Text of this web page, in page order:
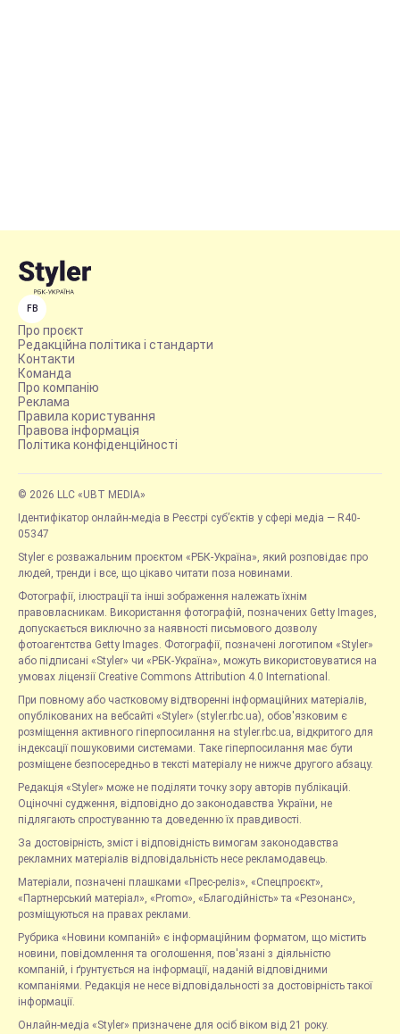
FB
Про проєкт
Редакційна політика і стандарти
Контакти
Команда
Про компанію
Реклама
Правила користування
Правова інформація
Політика конфіденційності
© 2026 LLC «UBT MEDIA»
Ідентифікатор онлайн-медіа в Реєстрі суб’єктів у сфері медіа — R40-
05347
Styler є розважальним проєктом «РБК-Україна», який розповідає про
людей, тренди і все, що цікаво читати поза новинами.
Фотографії, ілюстрації та інші зображення належать їхнім
правовласникам. Використання фотографій, позначених Getty Images,
допускається виключно за наявності письмового дозволу
фотоагентства Getty Images. Фотографії, позначені логотипом «Styler»
або підписані «Styler» чи «РБК-Україна», можуть використовуватися на
умовах ліцензії Creative Commons Attribution 4.0 International.
При повному або частковому відтворенні інформаційних матеріалів,
опублікованих на вебсайті «Styler» (styler.rbc.ua), обов'язковим є
розміщення активного гіперпосилання на styler.rbc.ua, відкритого для
індексації пошуковими системами. Таке гіперпосилання має бути
розміщене безпосередньо в тексті матеріалу не нижче другого абзацу.
Редакція «Styler» може не поділяти точку зору авторів публікацій.
Оціночні судження, відповідно до законодавства України, не
підлягають спростуванню та доведенню їх правдивості.
За достовірність, зміст і відповідність вимогам законодавства
рекламних матеріалів відповідальність несе рекламодавець.
Матеріали, позначені плашками «Прес-реліз», «Спецпроєкт»,
«Партнерський матеріал», «Promo», «Благодійність» та «Резонанс»,
розміщуються на правах реклами.
Рубрика «Новини компаній» є інформаційним форматом, що містить
новини, повідомлення та оголошення, пов'язані з діяльністю
компаній, і ґрунтується на інформації, наданій відповідними
компаніями. Редакція не несе відповідальності за достовірність такої
інформації.
Онлайн-медіа «Styler» призначене для осіб віком від 21 року.